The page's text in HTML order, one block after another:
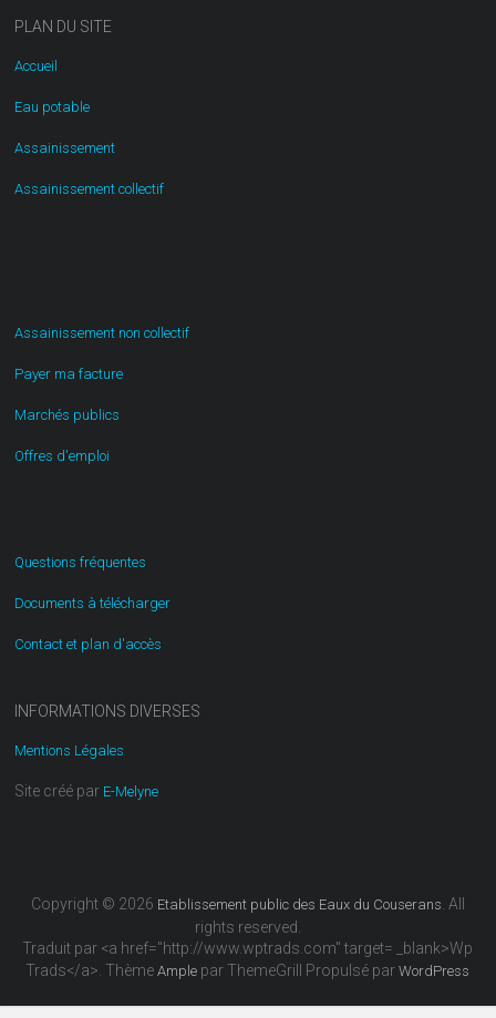
PLAN DU SITE
Accueil
Eau potable
Assainissement
Assainissement collectif
Assainissement non collectif
Payer ma facture
Marchés publics
Offres d'emploi
Questions fréquentes
Documents à télécharger
Contact et plan d'accès
INFORMATIONS DIVERSES
Mentions Légales
Site créé par E-Melyne
Copyright © 2026 Etablissement public des Eaux du Couserans. All
rights reserved.
Traduit par <a href="http://www.wptrads.com" target= _blank>Wp
Trads</a>. ThèmeAmple par ThemeGrill Propulsé parWordPress